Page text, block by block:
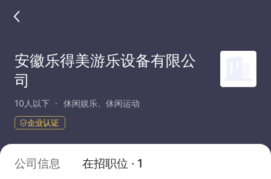
安徽乐得美游乐设备有限公
司
10人以下 休闲娱乐、休闲运动
企业认证
公司信息 在招职位 · 1